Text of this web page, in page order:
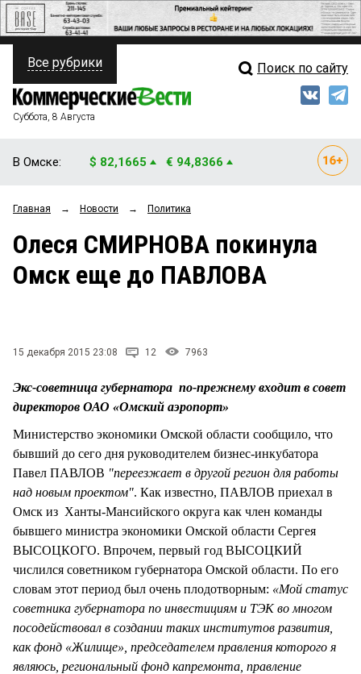
ПОЛИТИКА
ФИНАНСЫ
ОБЩЕСТВО
ЗАКОН
НОВОСТИ КОМПАНИЙ
СТИЛЬ ЖИЗНИ
Свежий выпуск
Рейтинги
Блоги
Все рубрики Поиск по сайту
Суббота, 8 Августа
В Омске: $ 82,1665 € 94,8366
Главная → Новости → Политика
Олеся СМИРНОВА покинула
Омск еще до ПАВЛОВА
15 декабря 2015 23:08 12 7963
Экс-советница губернатора по-прежнему входит в совет
директоров ОАО «Омский аэропорт»
Министерство экономики Омской области сообщило, что
бывший до сего дня руководителем бизнес-инкубатора
Павел ПАВЛОВ "переезжает в другой регион для работы
над новым проектом". Как известно, ПАВЛОВ приехал в
Омск из Ханты-Мансийского округа как член команды
бывшего министра экономики Омской области Сергея
ВЫСОЦКОГО. Впрочем, первый год ВЫСОЦКИЙ
числился советником губернатора Омской области. По его
словам этот период был очень плодотворным: «Мой статус
советника губернатора по инвестициям и ТЭК во многом
посодействовал в создании таких институтов развития,
как фонд «Жилище», председателем правления которого я
являюсь, региональный фонд капремонта, правление